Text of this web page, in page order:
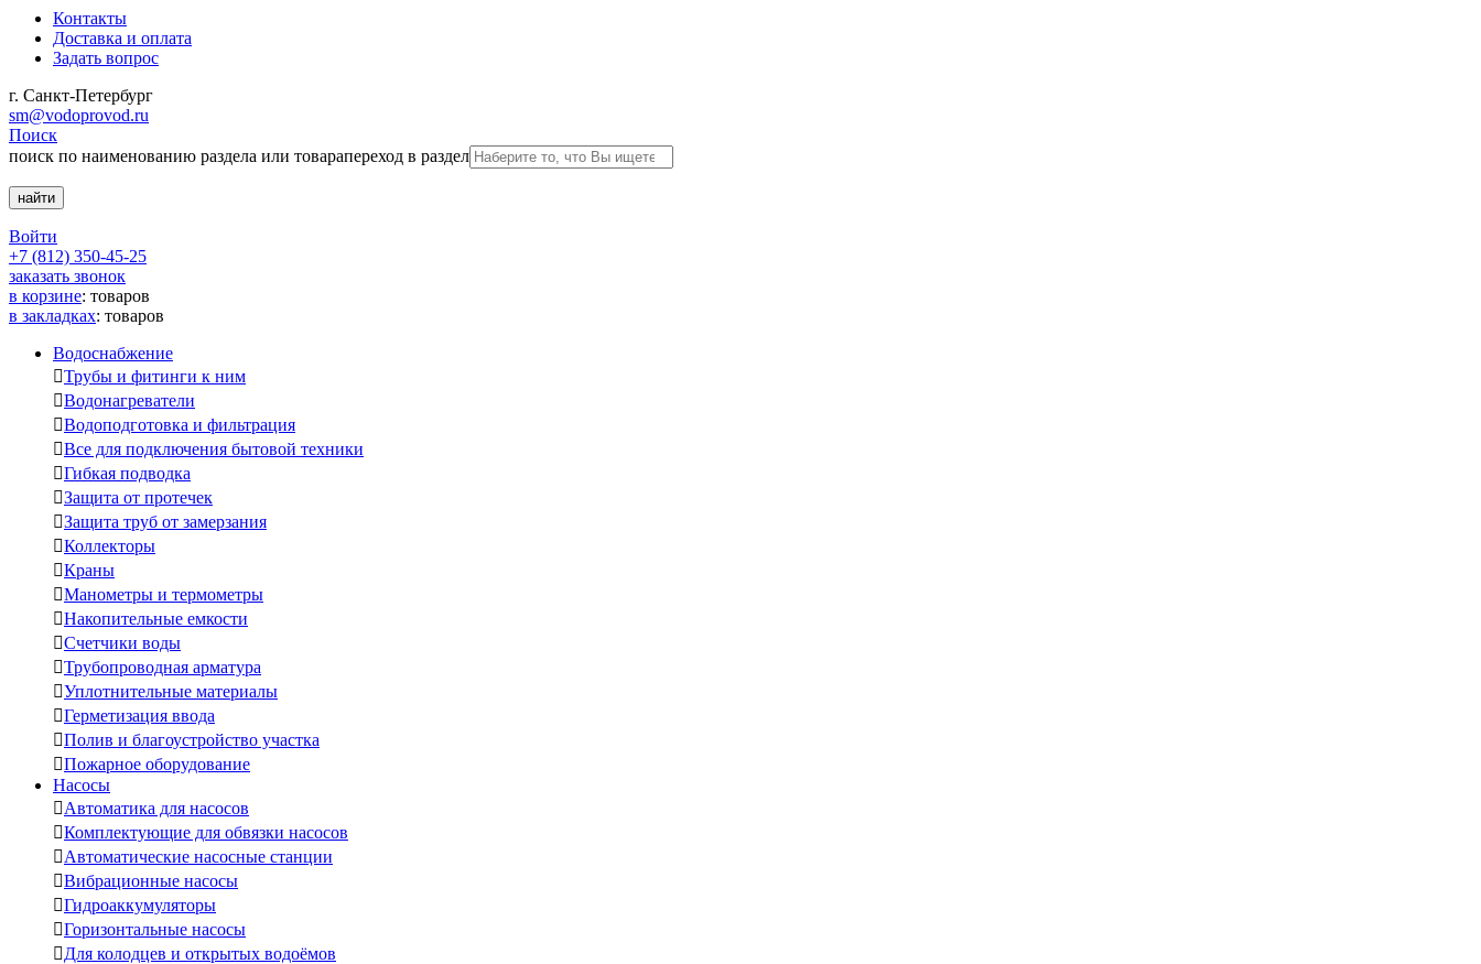
Контакты
Доставка и оплата
Задать вопрос
г. Санкт-Петербург
sm@vodoprovod.ru
Поиск
поиск по наименованию раздела или товарапереход в раздел
Войти
+7 (812) 350-45-25
заказать звонок
в корзине: товаров
в закладках: товаров
Водоснабжение
Трубы и фитинги к ним
Водонагреватели
Водоподготовка и фильтрация
Все для подключения бытовой техники
Гибкая подводка
Защита от протечек
Защита труб от замерзания
Коллекторы
Краны
Манометры и термометры
Накопительные емкости
Счетчики воды
Трубопроводная арматура
Уплотнительные материалы
Герметизация ввода
Полив и благоустройство участка
Пожарное оборудование
Насосы
Автоматика для насосов
Комплектующие для обвязки насосов
Автоматические насосные станции
Вибрационные насосы
Гидроаккумуляторы
Горизонтальные насосы
Для колодцев и открытых водоёмов